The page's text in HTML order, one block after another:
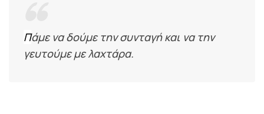
Πάμε να δούμε την συνταγή και να την
γευτούμε με λαχτάρα.